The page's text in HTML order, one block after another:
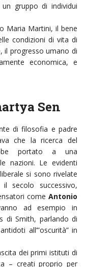
gruppo di individui
Maria Martini, il bene
condizioni di vita di
il progresso umano di
economica, e
Sen
di filosofia e padre
che la ricerca del
portato a una
nazioni. Le evidenti
si sono rivelate
secolo successivo,
come Antonio
ad esempio in
di Smith, parlando di
all’”oscurità” in
dei primi istituti di
– creati proprio per